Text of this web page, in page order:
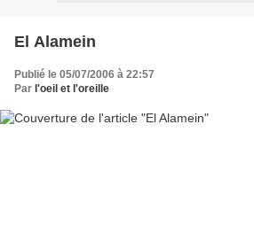
El Alamein
Publié le 05/07/2006 à 22:57
Par l'oeil et l'oreille